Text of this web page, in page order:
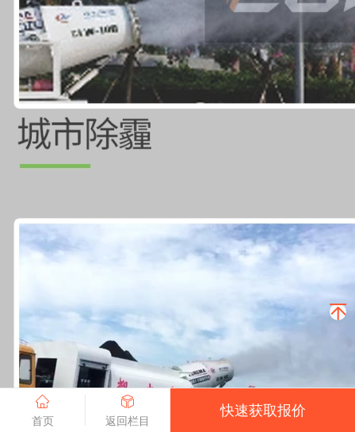
首页 返回栏目
快速获取报价